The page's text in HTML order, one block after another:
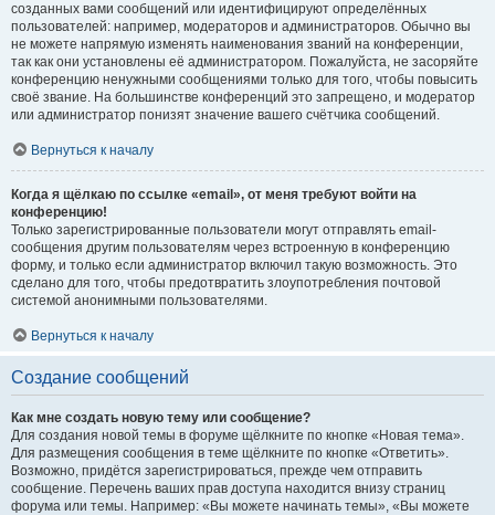
созданных вами сообщений или идентифицируют определённых
пользователей: например, модераторов и администраторов. Обычно вы
не можете напрямую изменять наименования званий на конференции,
так как они установлены её администратором. Пожалуйста, не засоряйте
конференцию ненужными сообщениями только для того, чтобы повысить
своё звание. На большинстве конференций это запрещено, и модератор
или администратор понизят значение вашего счётчика сообщений.
Вернуться к началу
Когда я щёлкаю по ссылке «email», от меня требуют войти на
конференцию!
Только зарегистрированные пользователи могут отправлять email-
сообщения другим пользователям через встроенную в конференцию
форму, и только если администратор включил такую возможность. Это
сделано для того, чтобы предотвратить злоупотребления почтовой
системой анонимными пользователями.
Вернуться к началу
Создание сообщений
Как мне создать новую тему или сообщение?
Для создания новой темы в форуме щёлкните по кнопке «Новая тема».
Для размещения сообщения в теме щёлкните по кнопке «Ответить».
Возможно, придётся зарегистрироваться, прежде чем отправить
сообщение. Перечень ваших прав доступа находится внизу страниц
форума или темы. Например: «Вы можете начинать темы», «Вы можете